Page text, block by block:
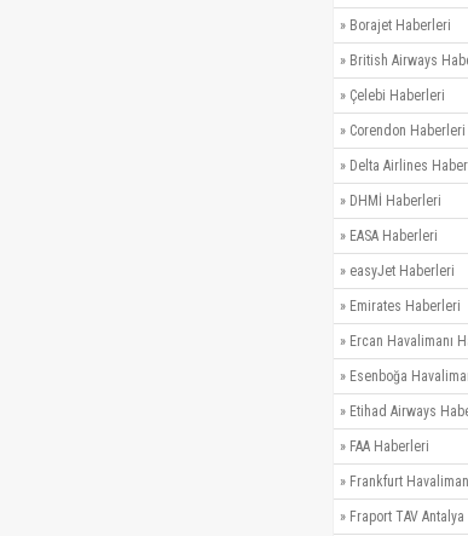
» Borajet Haberleri
» British Airways
» Çelebi Haberleri
» Corendon Haberleri
» Delta Airlines
» DHMİ Haberleri
» EASA Haberleri
» easyJet Haberleri
» Emirates Haberleri
» Ercan Havalimanı
» Esenboğa
» Etihad Airways
» FAA Haberleri
» Frankfurt
» Fraport TAV